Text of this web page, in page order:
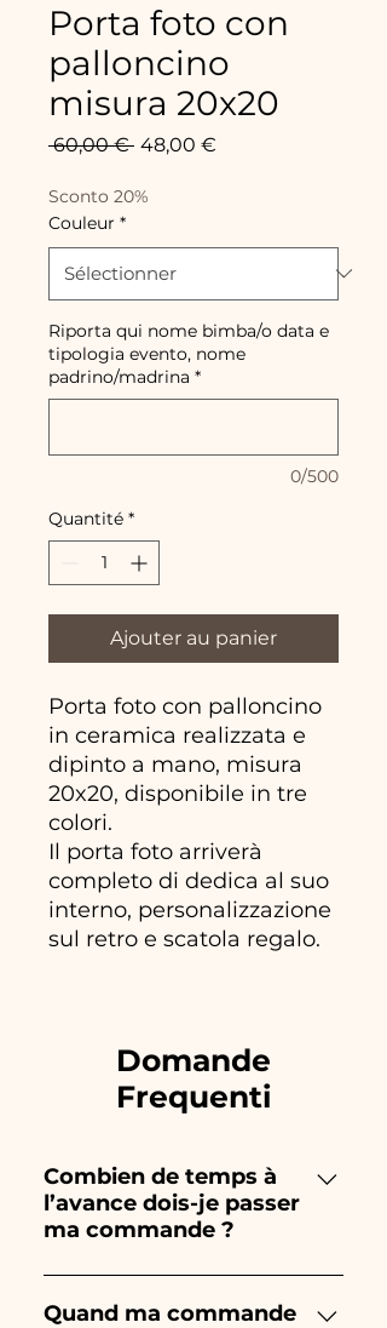
Porta foto con
palloncino
misura 20x20
60,00 € Prix
48,00 €
Sconto 20%
Couleur *
Riporta qui nome bimba/o data e
tipologia evento, nome
padrino/madrina *
0/500
Quantité *
Ajouter au panier
Porta foto con palloncino
in ceramica realizzata e
dipinto a mano, misura
20x20, disponibile in tre
colori.
Il porta foto arriverà
completo di dedica al suo
interno, personalizzazione
sul retro e scatola regalo.
Domande
Frequenti
Combien de temps à
l’avance dois-je passer
ma commande ?
Ceramiche Ania crée et peint
entièrement à la main, donc
Quand ma commande